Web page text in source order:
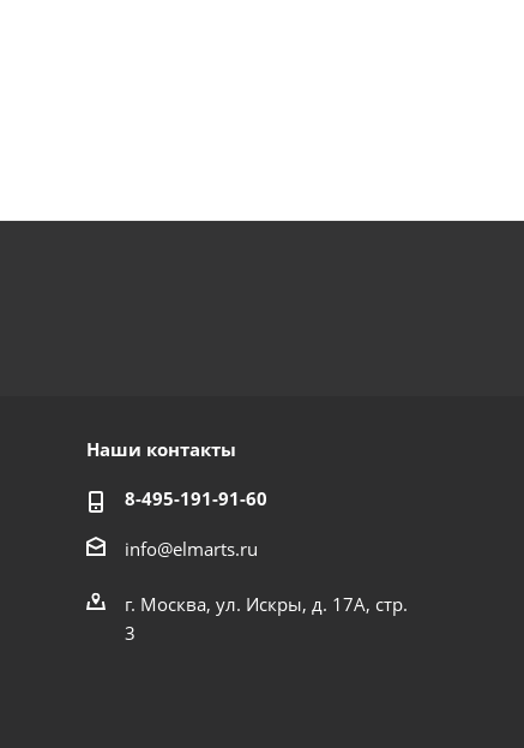
Наши контакты
8-495-191-91-60
info@elmarts.ru
г. Москва, ул. Искры, д. 17А, стр.
3